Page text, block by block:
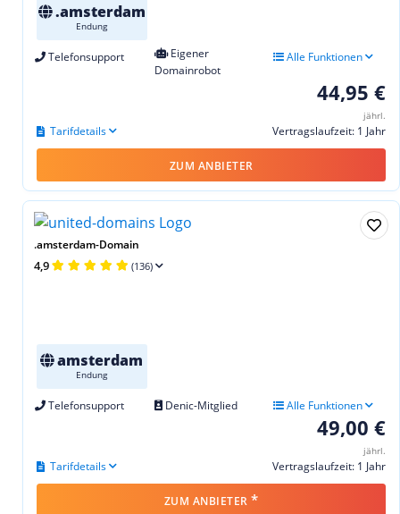
.amsterdam
Endung
Telefonsupport
Eigener
Domainrobot
Alle Funktionen
44,95 €
jährl.
Vertragslaufzeit: 1 Jahr
Tarifdetails
ZUM ANBIETER
.amsterdam-Domain
4,9 (136)
amsterdam
Endung
Telefonsupport Denic-Mitglied Alle Funktionen
49,00 €
jährl.
Vertragslaufzeit: 1 Jahr
Tarifdetails
ZUM ANBIETER *